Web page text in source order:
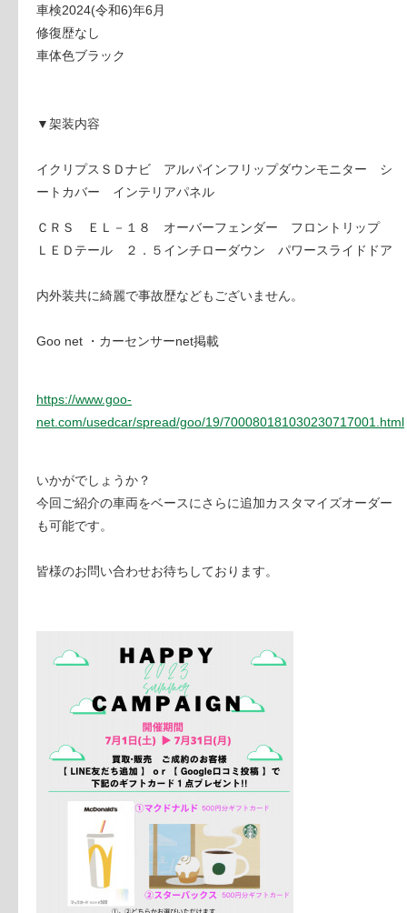
車検2024(令和6)年6月
修復歴なし
車体色ブラック
▼架装内容
イクリプスＳＤナビ アルパインフリップダウンモニター シ
ートカバー インテリアパネル
ＣＲＳ ＥＬ－１８ オーバーフェンダー フロントリップ
ＬＥＤテール ２．５インチローダウン パワースライドドア
内外装共に綺麗で事故歴などもございません。
Goo net ・カーセンサーnet掲載
https://www.goo-
net.com/usedcar/spread/goo/19/700080181030230717001.html
いかがでしょうか？
今回ご紹介の車両をベースにさらに追加カスタマイズオーダー
も可能です。
皆様のお問い合わせお待ちしております。